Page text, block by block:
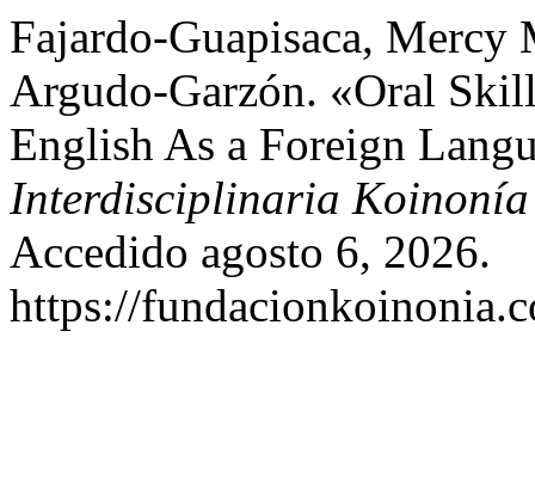
Fajardo-Guapisaca,
Argudo-Garzón. «Oral
English As a Foreign
Interdisciplinaria Koinonía
Accedido agosto 6, 2026.
https://